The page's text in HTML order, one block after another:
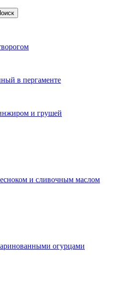
в пергаменте
и грушей
и сливочным маслом
огурцами